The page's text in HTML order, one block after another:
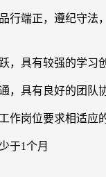
行端正，遵纪守法
，具有较强的学习
，具有良好的团队
作岗位要求相适应
于1个月